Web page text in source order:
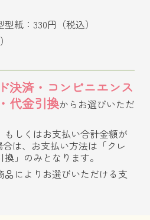
紙：330円（税込）
決済・コンビニエンス
代金引換からお選びいただ
しくはお支払い合計金額が
は、お支払い方法は「クレ
」のみとなります。
によりお選びいただける支